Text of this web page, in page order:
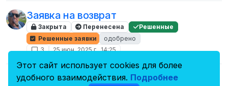
Заявка на возврат
Закрыта Перенесена
Решенные
Решенные заявки
одобрено
3
25 июн. 2025 г., 14:25
Заявка на разбан, бешеный
Этот сайт использует cookies для более
удобного взаимодействия. Подробнее